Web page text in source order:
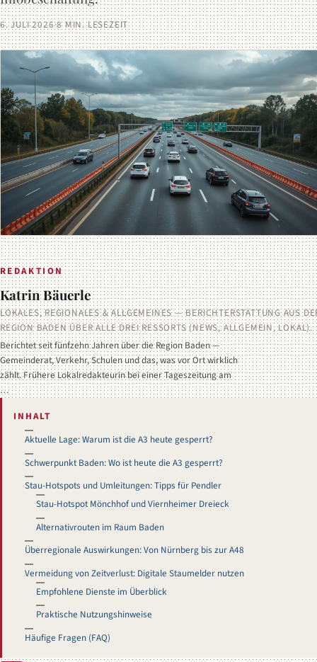
6. JULI 2026·8 MIN. LESEZEIT
REDAKTION
Katrin Bäuerle
LOKALES, REGIONALES & ALLGEMEINES — BERICHTERSTATTUNG AUS
REGION BADEN ÜBER ALLE DREI RESSORTS (NEWS, ALLGEMEIN, LOKAL).
Berichtet seit fünfzehn Jahren über die Region Baden —
Gemeinderat, Verkehr, Schulen und das, was vor Ort wirklich
zählt. Frühere Lokalredakteurin bei einer Tageszeitung am
…
INHALT
Aktuelle Lage: Warum ist die A3 heute gesperrt?
Schwerpunkt Baden: Wo ist heute die A3 gesperrt?
Stau-Hotspots und Umleitungen: Tipps für Pendler
Stau-Hotspot Mönchhof und Viernheimer Dreieck
Alternativrouten im Raum Baden
Überregionale Auswirkungen: Von Nürnberg bis zur A48
Vermeidung von Zeitverlust: Digitale Staumelder nutzen
Empfohlene Dienste im Überblick
Praktische Nutzungshinweise
Häufige Fragen (FAQ)